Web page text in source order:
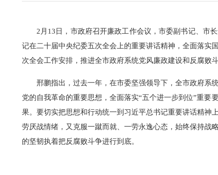
2月13日，市政府召开廉政工作会议，市委副书记、市
记在二十届中央纪委五次全会上的重要讲话精神，全面落实
次全会工作安排，推进全市政府系统党风廉政建设和反腐败
邢鹏指出，过去一年，在市委坚强领导下，全市政府系
党的自我革命的重要思想，全面落实“五个进一步到位”重
果。要切实把思想和行动统一到习近平总书记重要讲话精神
劳厌战情绪，又克服一蹴而就、一劳永逸心态，始终保持战
的坚韧执着把反腐败斗争进行到底。